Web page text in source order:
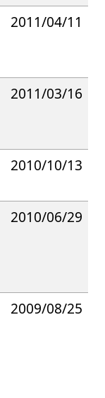
2011/04/11
2011/03/16
2010/10/13
2010/06/29
2009/08/25